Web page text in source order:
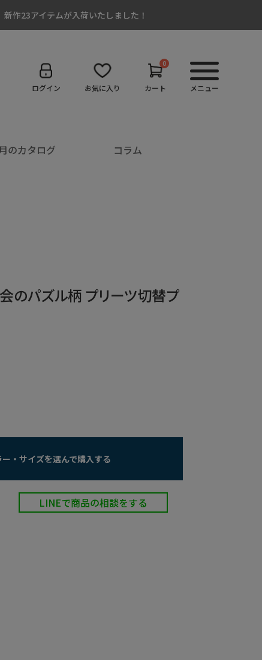
新作23アイテムが入荷いたしました！
ログイン お気に入り
0
カート メニュー
のカタログ コラム
のパズル柄 プリーツ切替プ
ー・サイズを選んで購入する
LINEで商品の相談をする